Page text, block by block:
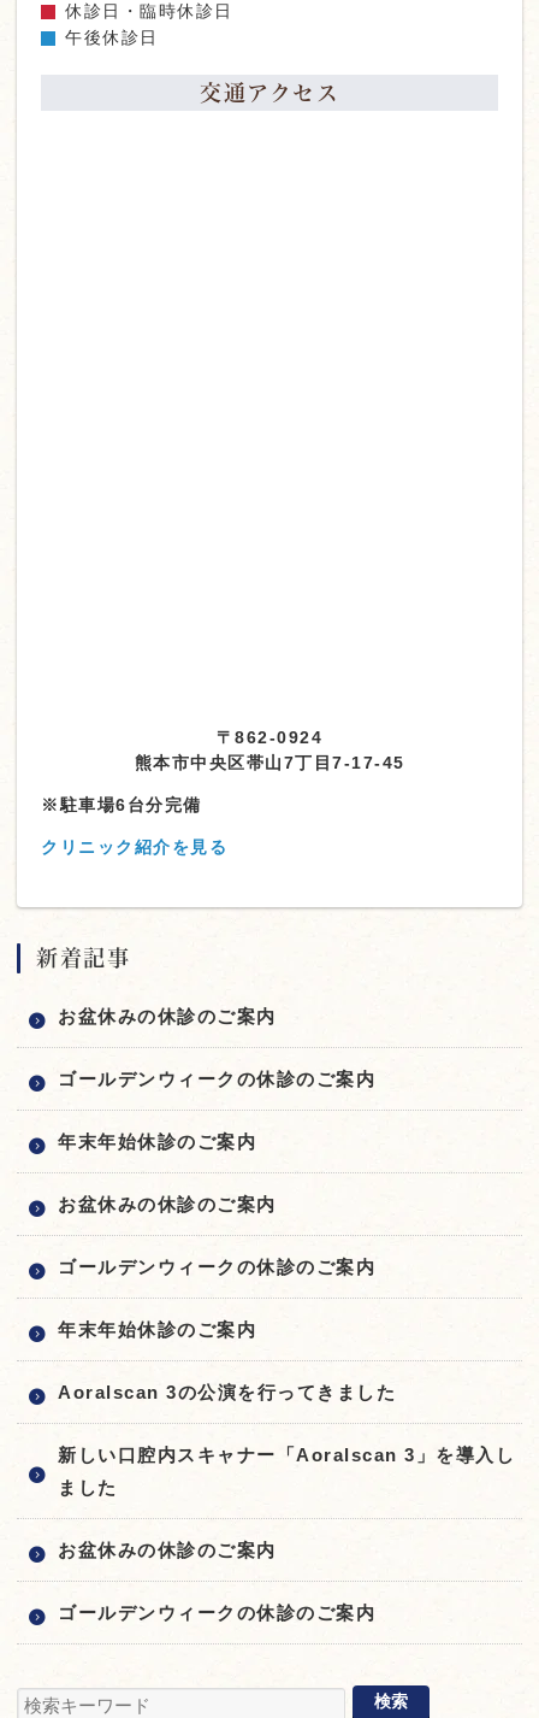
休診日・臨時休診日
午後休診日
交通アクセス
〒862-0924
熊本市中央区帯山7丁目7-17-45
※駐車場6台分完備
クリニック紹介を見る
新着記事
お盆休みの休診のご案内
ゴールデンウィークの休診のご案内
年末年始休診のご案内
お盆休みの休診のご案内
ゴールデンウィークの休診のご案内
年末年始休診のご案内
Aoralscan 3の公演を行ってきました
新しい口腔内スキャナー「Aoralscan 3」を導入し
ました
お盆休みの休診のご案内
ゴールデンウィークの休診のご案内